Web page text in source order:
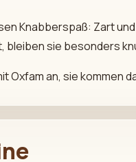
Knabberspaß: Zart
sie besonders
Oxfam an, sie kommen